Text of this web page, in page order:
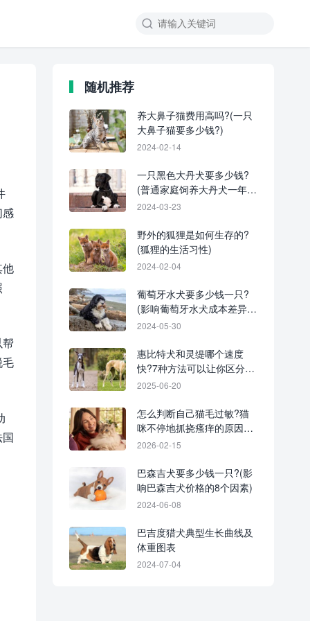
随机推荐
养大鼻子猫费用高吗?(一只
大鼻子猫要多少钱?)
2024-02-14
一只黑色大丹犬要多少钱?
(普通家庭饲养大丹犬一年的
开销)
2024-03-23
野外的狐狸是如何生存的?
(狐狸的生活习性)
2024-02-04
葡萄牙水犬要多少钱一只?
(影响葡萄牙水犬成本差异的
原因)
2024-05-30
惠比特犬和灵缇哪个速度
快?7种方法可以让你区分它
们!
2025-06-20
怎么判断自己猫毛过敏?猫
咪不停地抓挠瘙痒的原因与
解决对策
2026-02-15
巴森吉犬要多少钱一只?(影
响巴森吉犬价格的8个因素)
2024-06-08
巴吉度猎犬典型生长曲线及
体重图表
2024-07-04